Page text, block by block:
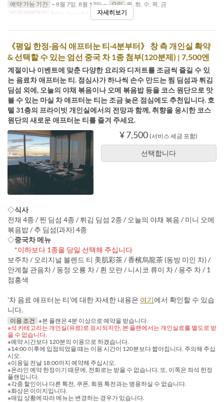
예약 가능 기간 ~ 8월 7일, 8월 17일 ~ 요일 월, 화, 수, 목, 금
좌석 카테고리
Table, Semi Private자세히보기
《평일 한정·음식 애프터눈 티·4분부터》 창 측 개인실 확약
& 선택할 수 있는 엄선 중국 차 1종 첨부(120분제) | 7,500엔
계절이나 이벤트에 맞춘 다양한 요리와 디저트를 조금씩 즐길 수 있
는 음료차 애프터눈 티. 점심사가 하나씩 손수 만드는 찜 딤섬과 튀김
딤섬 외에, 오늘의 야채 볶음이나 오메 볶음밥 등을 코스 원단으로 맛
볼 수 있는 마실 차 애프터눈 티는 조금 늦은 점심에도 추천입니다. 호
텔 31층의 프라이빗 개인실에서의 전망과 함께, 취향을 응시한 코스
원단의 새로운 애프터눈 티를 즐겨 주세요.
¥ 7,500 (서비스 세금 포함)
선택합니다
◇식사
전채 4종 / 찐 딤섬 4종 / 튀김 딤섬 2종 / 오늘의 야채 볶음 / 미니 오메
볶음밥 / 추 딤섬(과자) 4종
◇중국차 메뉴
*이하보다 1종을 당일 선택해 주십니다
보주차 / 오리지널 블렌드 티 美肌彩茶 / 香檳烏龍茶 (동방 미인 차) /
안계철 관음차 / 동정 오룡 차 / 흰 모란 / 니시코 류이 차 / 용주 차 / 1
점홍색
'차 음료 애프터눈 티'에 대한 자세한 내용은 여기에서 확인할 수 있습
니다.
이용 조건 ※본 플랜은 4분 이상으로 예약을 받습니다.
※석 카테고리는 개인실(유료)로 표시되지만, 본 플랜에서는 개인실료를 별도로 받
을 수 없습니다.
※예약 시간보다 120분의 이용으로 하겠습니다.
※14:00 이후에 입점되었을 때는 이용 시간이 120분보다 짧아집니다. 주의해 주십
시오.
※이용일 전날 18:00까지 예약해 주십시오.
※온라인 예약 한정이기 때문에, 전화로는 받을 수 없습니다. 또, 이쪽은 좌석 한정
플랜입니다.
※각종 할인이나 다른 특전, 쿠폰, 회원 특전과는 병용하실 수 없습니다.
※화상은 이미지입니다.
※매입 상황에 따라 메뉴는 변경하는 경우가 있습니다.